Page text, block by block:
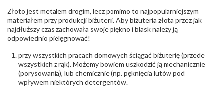
Złoto jest metalem drogim, lecz pomimo to najpopularniejszym
materiałem przy produkcji biżuterii. Aby biżuteria złota przez jak
najdłuższy czas zachowała swoje piękno i blask należy ją
odpowiednio pielęgnować!
przy wszystkich pracach domowych ściągać biżuterię (przede
wszystkich z rąk). Możemy bowiem uszkodzić ją mechanicznie
(porysowania), lub chemicznie (np. pęknięcia lutów pod
wpływem niektórych detergentów.